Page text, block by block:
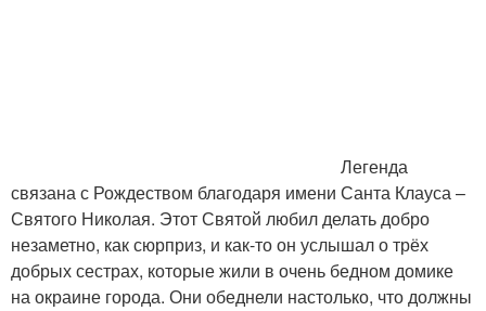
Легенда
связана с Рождеством благодаря имени Санта Клауса –
Святого Николая. Этот Святой любил делать добро
незаметно, как сюрприз, и как-то он услышал о трёх
добрых сестрах, которые жили в очень бедном домике
на окраине города. Они обеднели настолько, что должны